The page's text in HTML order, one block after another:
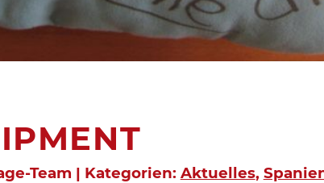
Team | Kategorien: Aktuelles,